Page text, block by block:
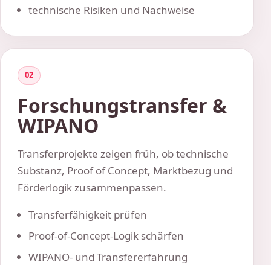
technische Risiken und Nachweise
02
Forschungstransfer &
WIPANO
Transferprojekte zeigen früh, ob technische
Substanz, Proof of Concept, Marktbezug und
Förderlogik zusammenpassen.
Transferfähigkeit prüfen
Proof-of-Concept-Logik schärfen
WIPANO- und Transfererfahrung